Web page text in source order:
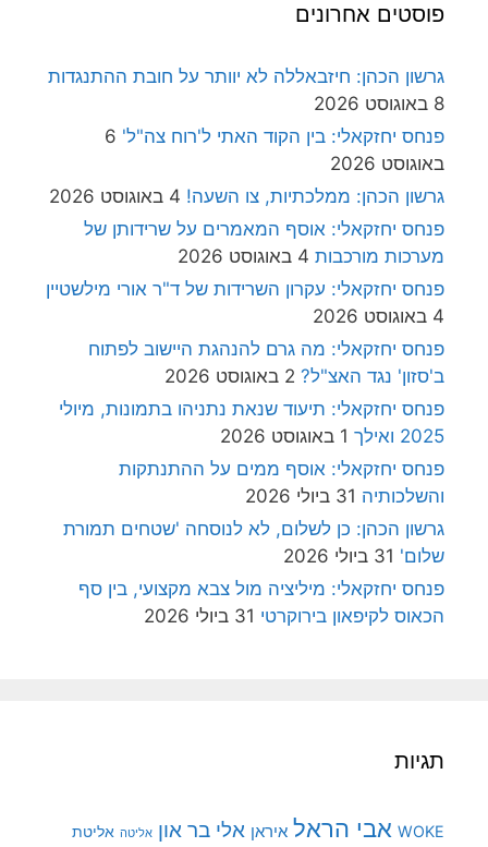
פוסטים אחרונים
גרשון הכהן: חיזבאללה לא יוותר על חובת ההתנגדות
8 באוגוסט 2026
פנחס יחזקאלי: בין הקוד האתי ל'רוח צה"ל' 6
באוגוסט 2026
גרשון הכהן: ממלכתיות, צו השעה! 4 באוגוסט 2026
פנחס יחזקאלי: אוסף המאמרים על שרידותן של
מערכות מורכבות 4 באוגוסט 2026
פנחס יחזקאלי: עקרון השרידות של ד"ר אורי מילשטיין
4 באוגוסט 2026
פנחס יחזקאלי: מה גרם להנהגת היישוב לפתוח
ב'סזון' נגד האצ"ל? 2 באוגוסט 2026
פנחס יחזקאלי: תיעוד שנאת נתניהו בתמונות, מיולי
2025 ואילך
1 באוגוסט 2026
פנחס יחזקאלי: אוסף ממים על ההתנתקות
והשלכותיה 31 ביולי 2026
גרשון הכהן: כן לשלום, לא לנוסחה 'שטחים תמורת
שלום' 31 ביולי 2026
פנחס יחזקאלי: מיליציה מול צבא מקצועי, בין סף
הכאוס לקיפאון בירוקרטי 31 ביולי 2026
תגיות
WOKE אבי הראל איראן אלי בר און אליטה אליטת